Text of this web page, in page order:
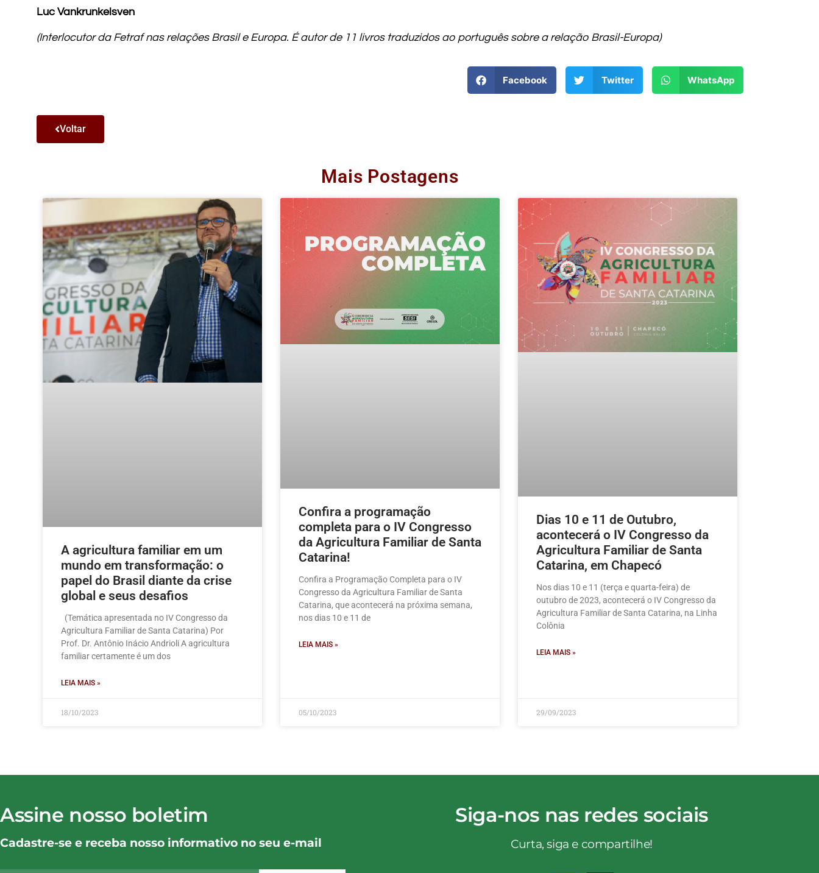
Luc Vankrunkelsven
(Interlocutor da Fetraf nas relações Brasil e Europa. É autor de 11 livros traduzidos ao português sobre a relação Brasil-Europa)
Facebook Twitter WhatsApp
Voltar
Mais Postagens
A agricultura familiar em um
mundo em transformação: o
papel do Brasil diante da crise
global e seus desafios
(Temática apresentada no IV Congresso da
Agricultura Familiar de Santa Catarina) Por
Prof. Dr. Antônio Inácio Andrioli A agricultura
familiar certamente é um dos
LEIA MAIS »
18/10/2023
Confira a programação
completa para o IV Congresso
da Agricultura Familiar de Santa
Catarina!
Confira a Programação Completa para o IV
Congresso da Agricultura Familiar de Santa
Catarina, que acontecerá na próxima semana,
nos dias 10 e 11 de
LEIA MAIS »
05/10/2023
Dias 10 e 11 de Outubro,
acontecerá o IV Congresso da
Agricultura Familiar de Santa
Catarina, em Chapecó
Nos dias 10 e 11 (terça e quarta-feira) de
outubro de 2023, acontecerá o IV Congresso da
Agricultura Familiar de Santa Catarina, na Linha
Colônia
LEIA MAIS »
29/09/2023
Assine nosso boletim
Cadastre-se e receba nosso informativo no seu e-mail
Siga-nos nas redes sociais
Curta, siga e compartilhe!